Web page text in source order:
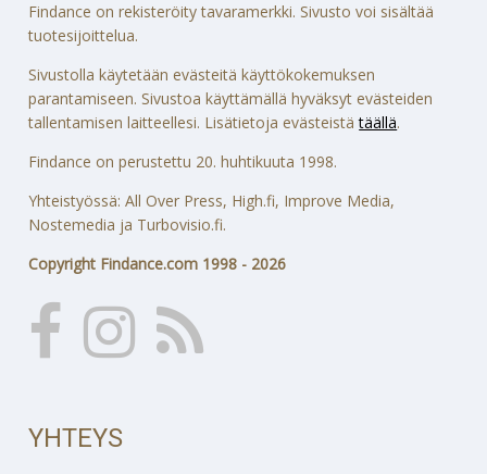
Findance on rekisteröity tavaramerkki. Sivusto voi sisältää
tuotesijoittelua.
Sivustolla käytetään evästeitä käyttökokemuksen
parantamiseen. Sivustoa käyttämällä hyväksyt evästeiden
tallentamisen laitteellesi. Lisätietoja evästeistätäällä.
Findance on perustettu 20. huhtikuuta 1998.
Yhteistyössä: All Over Press, High.fi, Improve Media,
Nostemedia ja Turbovisio.fi.
Copyright Findance.com 1998 - 2026
YHTEYS